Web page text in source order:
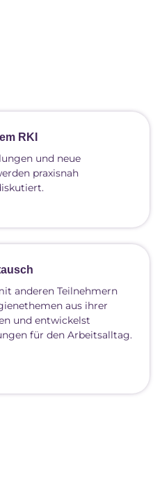
RKI
und neue
praxisnah
anderen Teilnehmern
aus ihrer
und entwickelst
für den Arbeitsalltag.